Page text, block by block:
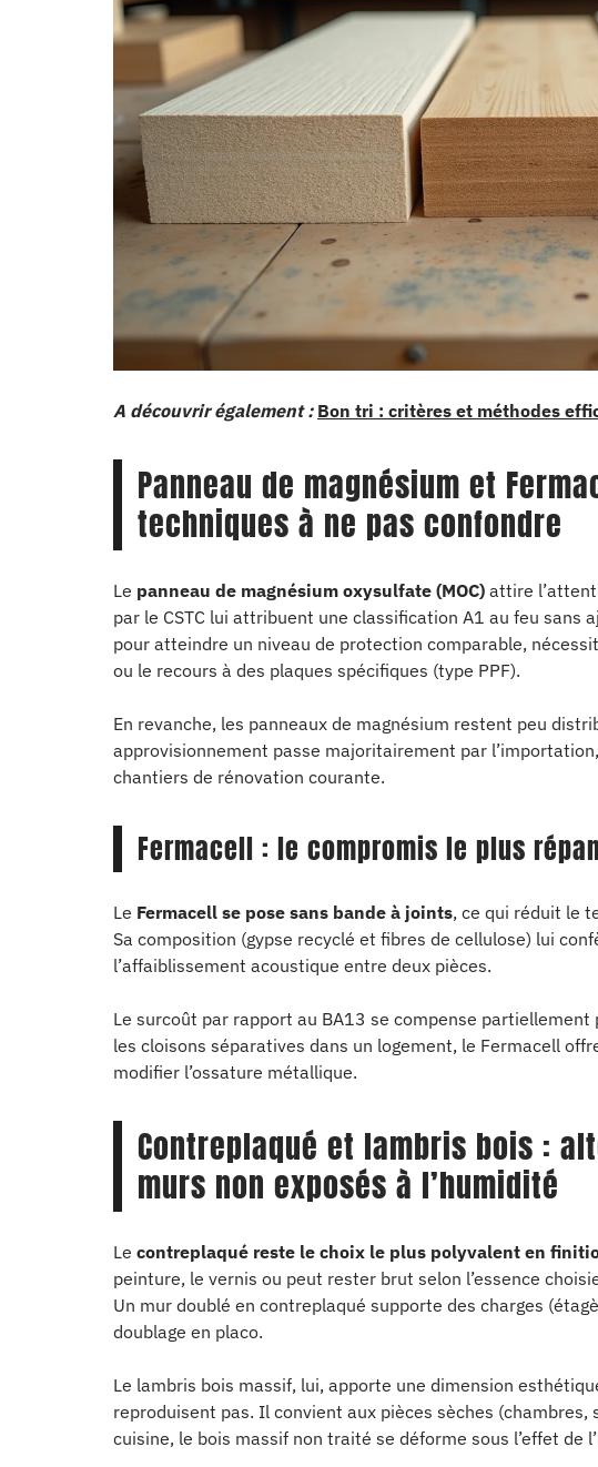
A découvrir également : Bon tri : critères et méthodes
Panneau de magnésium et
techniques à ne pas confondre
Le panneau de magnésium oxysulfate (MOC) attire
par le CSTC lui attribuent une classification A1 au feu sans
pour atteindre un niveau de protection comparable,
ou le recours à des plaques spécifiques (type PPF).
En revanche, les panneaux de magnésium restent peu
approvisionnement passe majoritairement par
chantiers de rénovation courante.
Fermacell : le compromis le plus
Le Fermacell se pose sans bande à joints, ce qui réduit le
Sa composition (gypse recyclé et fibres de cellulose) lui
l’affaiblissement acoustique entre deux pièces.
Le surcoût par rapport au BA13 se compense partiellement
les cloisons séparatives dans un logement, le Fermacell
modifier l’ossature métallique.
Contreplaqué et lambris bois :
murs non exposés à l’humidité
Le contreplaqué reste le choix le plus polyvalent en
peinture, le vernis ou peut rester brut selon l’essence
Un mur doublé en contreplaqué supporte des charges
doublage en placo.
Le lambris bois massif, lui, apporte une dimension
reproduisent pas. Il convient aux pièces sèches (chambres,
cuisine, le bois massif non traité se déforme sous l’effet de